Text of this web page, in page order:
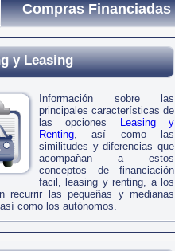
Compras Financiadas
y Leasing
Información sobre las
principales características de
las opciones
Leasing y
Renting, así como las
similitudes y diferencias que
acompañan a estos
conceptos de financiación
facil, leasing y renting, a los
recurrir las pequeñas y medianas
como los autónomos.